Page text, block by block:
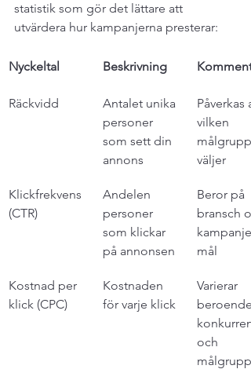
statistik som gör det lättare att
utvärdera hur kampanjerna presterar:
Nyckeltal Beskrivning
Räckvidd
Antalet unika
personer
som sett din
annons
Påverkas
vilken
väljer
Klickfrekvens
(CTR)
Andelen
personer
som klickar
på annonsen
Beror på
bransch
mål
Kostnad per
klick (CPC)
Kostnaden
för varje klick
Varierar
och
målgrupp